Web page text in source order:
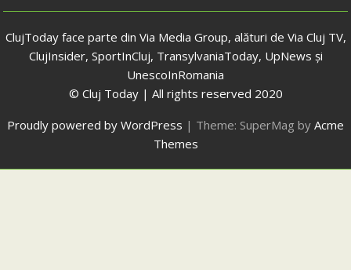
ClujToday face parte din Via Media Group, alături de Via Cluj TV,
ClujInsider, SportInCluj, TransylvaniaToday, UpNews și
UnescoInRomania
© Cluj Today | All rights reserved 2020
Proudly powered by WordPress | Theme: SuperMag by Acme
Themes